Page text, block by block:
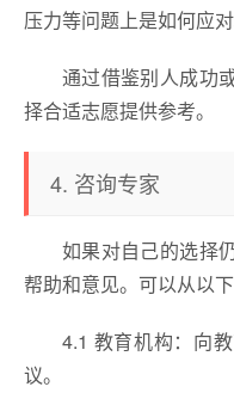
压力等问题上是如何应
通过借鉴别人成功
择合适志愿提供参考。
4. 咨询专家
如果对自己的选择
帮助和意见。可以从以
4.1 教育机构：向
议。